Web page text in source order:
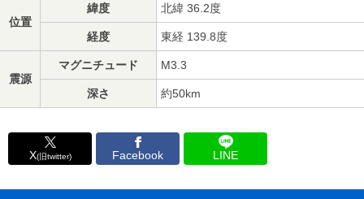
位置
緯度 北緯 36.2度
経度 東経 139.8度
震源
マグニチュード M3.3
深さ 約50km
X(旧twitter) Facebook LINE